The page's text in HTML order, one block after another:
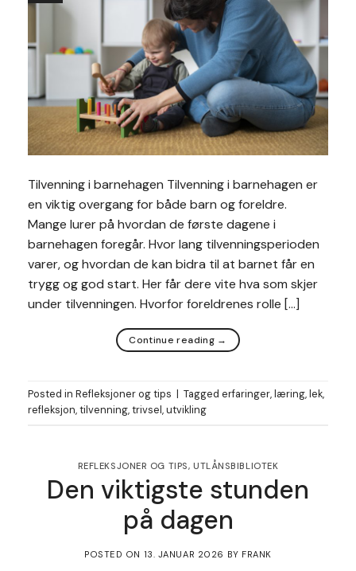
Tilvenning i barnehagen Tilvenning i barnehagen er
en viktig overgang for både barn og foreldre.
Mange lurer på hvordan de første dagene i
barnehagen foregår. Hvor lang tilvenningsperioden
varer, og hvordan de kan bidra til at barnet får en
trygg og god start. Her får dere vite hva som skjer
under tilvenningen. Hvorfor foreldrenes rolle […]
Continue reading →
Posted in Refleksjoner og tips | Tagged erfaringer,læring,lek,
refleksjon,tilvenning,trivsel,utvikling
REFLEKSJONER OG TIPS, UTLÅNSBIBLIOTEK
Den viktigste stunden
på dagen
POSTED ON 13. JANUAR 2026 BY FRANK